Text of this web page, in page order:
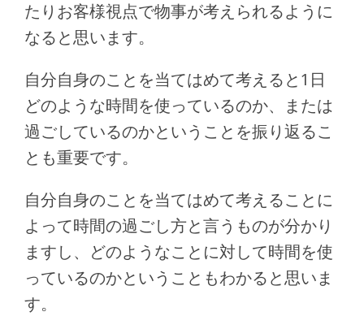
たりお客様視点で物事が考えられるように
なると思います。
自分自身のことを当てはめて考えると1日
どのような時間を使っているのか、または
過ごしているのかということを振り返るこ
とも重要です。
自分自身のことを当てはめて考えることに
よって時間の過ごし方と言うものが分かり
ますし、どのようなことに対して時間を使
っているのかということもわかると思いま
す。